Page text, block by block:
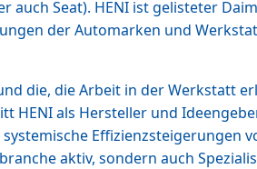
auch Seat). HENI ist gelisteter
der Automarken und
die, die Arbeit in der Werkstatt
HENI als Hersteller und
Effizienzsteigerungen
aktiv, sondern auch